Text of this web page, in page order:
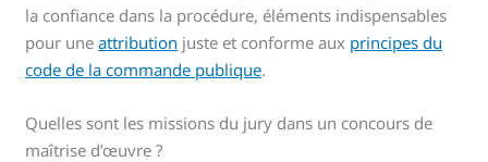
la confiance dans la procédure, éléments indispensables
pour uneattribution juste et conforme aux principes du
code de la commande publique.
Quelles sont les missions du jury dans un concours de
maîtrise d’œuvre ?